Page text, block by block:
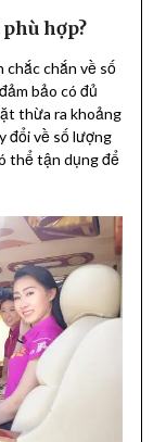
hợp?
chắc chắn về số
bảo có đủ
thừa ra khoảng
đổi về số lượng
thể tận dụng để